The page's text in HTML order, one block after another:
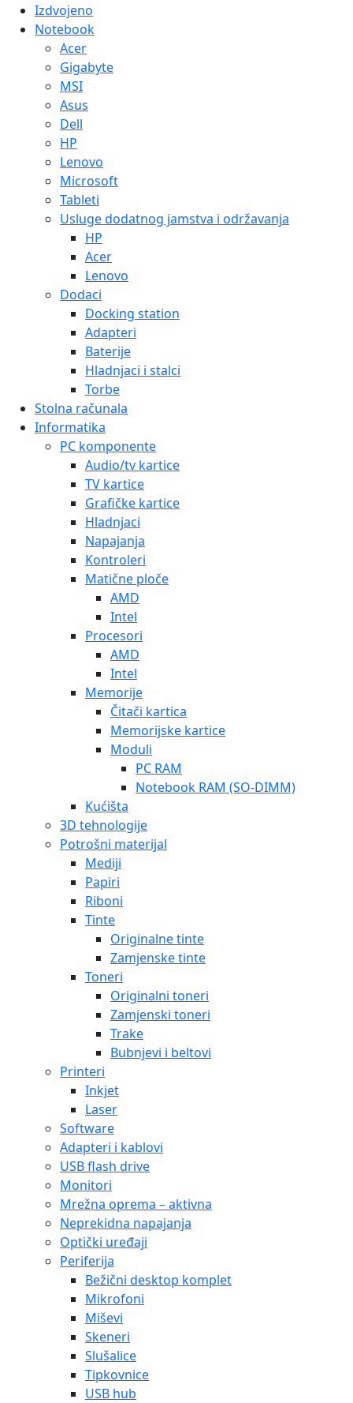
Izdvojeno
Notebook
Acer
Gigabyte
MSI
Asus
Dell
HP
Lenovo
Microsoft
Tableti
Usluge dodatnog jamstva i održavanja
HP
Acer
Lenovo
Dodaci
Docking station
Adapteri
Baterije
Hladnjaci i stalci
Torbe
Stolna računala
Informatika
PC komponente
Audio/tv kartice
TV kartice
Grafičke kartice
Hladnjaci
Napajanja
Kontroleri
Matične ploče
AMD
Intel
Procesori
AMD
Intel
Memorije
Čitači kartica
Memorijske kartice
Moduli
PC RAM
Notebook RAM (SO-DIMM)
Kućišta
3D tehnologije
Potrošni materijal
Mediji
Papiri
Riboni
Tinte
Originalne tinte
Zamjenske tinte
Toneri
Originalni toneri
Zamjenski toneri
Trake
Bubnjevi i beltovi
Printeri
Inkjet
Laser
Software
Adapteri i kablovi
USB flash drive
Monitori
Mrežna oprema – aktivna
Neprekidna napajanja
Optički uređaji
Periferija
Bežični desktop komplet
Mikrofoni
Miševi
Skeneri
Slušalice
Tipkovnice
USB hub